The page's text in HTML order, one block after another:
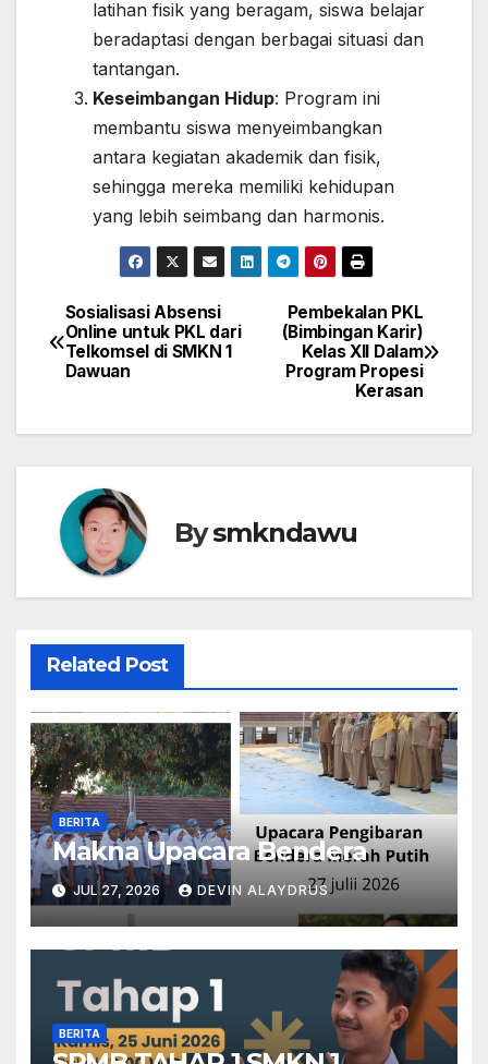
latihan fisik yang beragam, siswa belajar
beradaptasi dengan berbagai situasi dan
tantangan.
Keseimbangan Hidup: Program ini
membantu siswa menyeimbangkan
antara kegiatan akademik dan fisik,
sehingga mereka memiliki kehidupan
yang lebih seimbang dan harmonis.
Navigasi
pos
Pembekalan PKL
(Bimbingan Karir)
Kelas XII Dalam
Program Propesi
Kerasan
Sosialisasi Absensi
Online untuk PKL dari
Telkomsel di SMKN 1
Dawuan
Bysmkndawu
Related Post
BERITA
Makna Upacara Bendera
JUL 27, 2026 DEVIN ALAYDRUS
BERITA